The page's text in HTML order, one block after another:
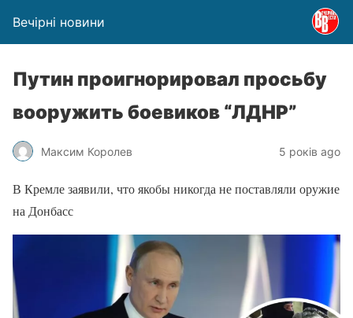
Вечірні новини
Путин проигнорировал просьбу
вооружить боевиков “ЛДНР”
Максим Королев 5 років ago
В Кремле заявили, что якобы никогда не поставляли оружие
на Донбасс